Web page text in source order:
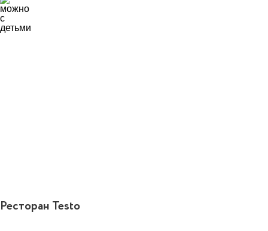
Ресторан Testo